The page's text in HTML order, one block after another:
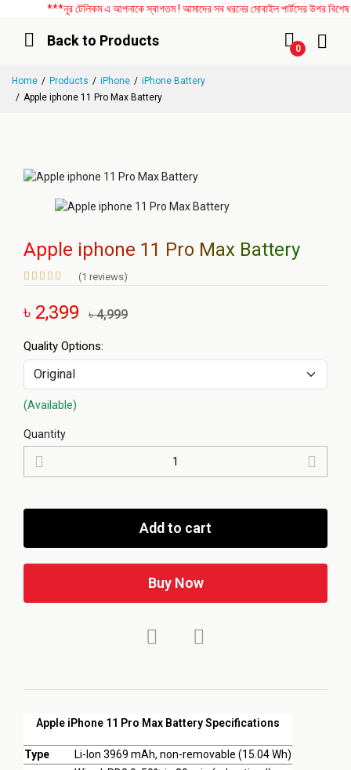
***নূর টেলিকম এ আপনাকে স্বাগতম ! আমাদের সব ধরনের মোবাইল পার্টসের উপর
Back to Products
0
Home Products iPhone
iPhone Battery
Apple iphone 11 Pro Max Battery
Apple iphone 11 Pro Max Battery
(1 reviews)
৳ 2,399 ৳ 4,999
Apple iPhone 11 Pro Max Battery Specifications
Type Li-Ion 3969 mAh, non-removable (15.04 Wh)
Quality Options:
(Available)
Quantity
Add to cart
Buy Now